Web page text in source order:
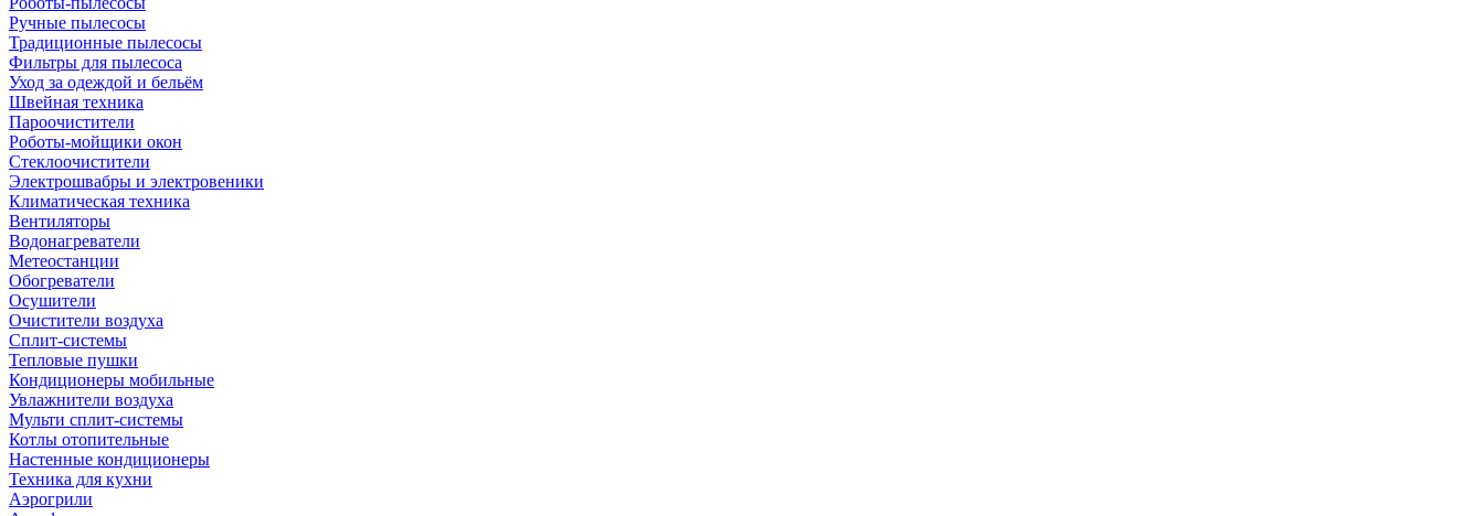
Ручные пылесосы
Традиционные пылесосы
Фильтры для пылесоса
Уход за одеждой и бельём
Швейная техника
Пароочистители
Роботы-мойщики окон
Стеклоочистители
Электрошвабры и электровеники
Климатическая техника
Вентиляторы
Водонагреватели
Метеостанции
Обогреватели
Осушители
Очистители воздуха
Сплит-системы
Тепловые пушки
Кондиционеры мобильные
Увлажнители воздуха
Мульти сплит-системы
Котлы отопительные
Настенные кондиционеры
Техника для кухни
Аэрогрили